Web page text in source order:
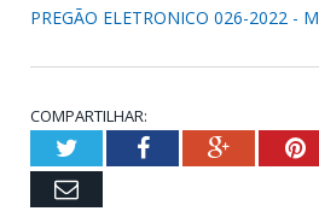
PREGÃO ELETRONICO 026-2022 -
COMPARTILHAR:
TwitterFacebookGoogle+
Email